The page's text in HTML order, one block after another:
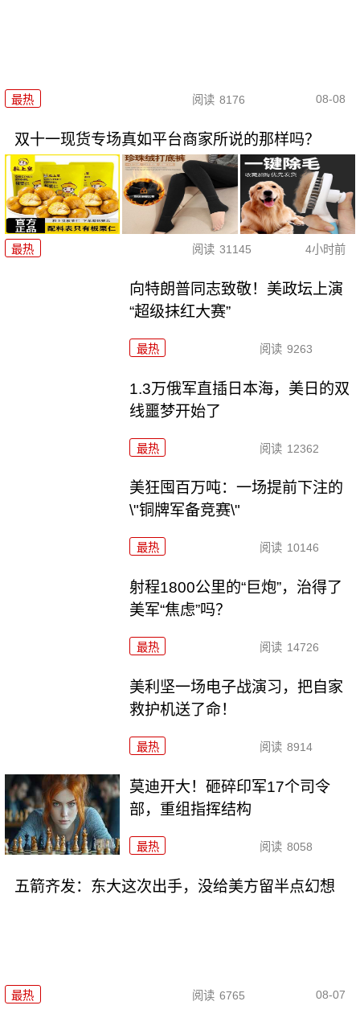
最热 阅读 8176 08-08
双十一现货专场真如平台商家所说的那样吗？
最热 阅读 31145 4小时前
向特朗普同志致敬！美政坛上演
“超级抹红大赛”
最热 阅读 9263
1.3万俄军直插日本海，美日的双
线噩梦开始了
最热 阅读 12362
美狂囤百万吨：一场提前下注的
\"铜牌军备竞赛\"
最热 阅读 10146
射程1800公里的“巨炮”，治得了
美军“焦虑”吗？
最热 阅读 14726
美利坚一场电子战演习，把自家
救护机送了命！
最热 阅读 8914
莫迪开大！砸碎印军17个司令
部，重组指挥结构
最热 阅读 8058
五箭齐发：东大这次出手，没给美方留半点幻想
最热 阅读 6765 08-07